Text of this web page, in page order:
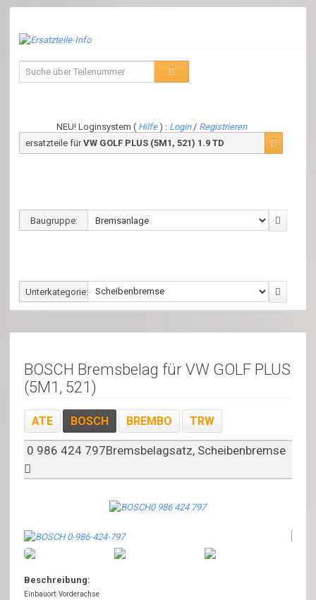
NEU! Loginsystem ( Hilfe) : Login/ Registrieren
ersatzteile fürVW GOLF PLUS (5M1, 521) 1.9 TD
Baugruppe:
Unterkategorie:
BOSCH Bremsbelag für VW GOLF PLUS
(5M1, 521)
ATE BOSCH BREMBO TRW
0 986 424 797Bremsbelagsatz, Scheibenbremse
Beschreibung:
Einbauort: Vorderachse